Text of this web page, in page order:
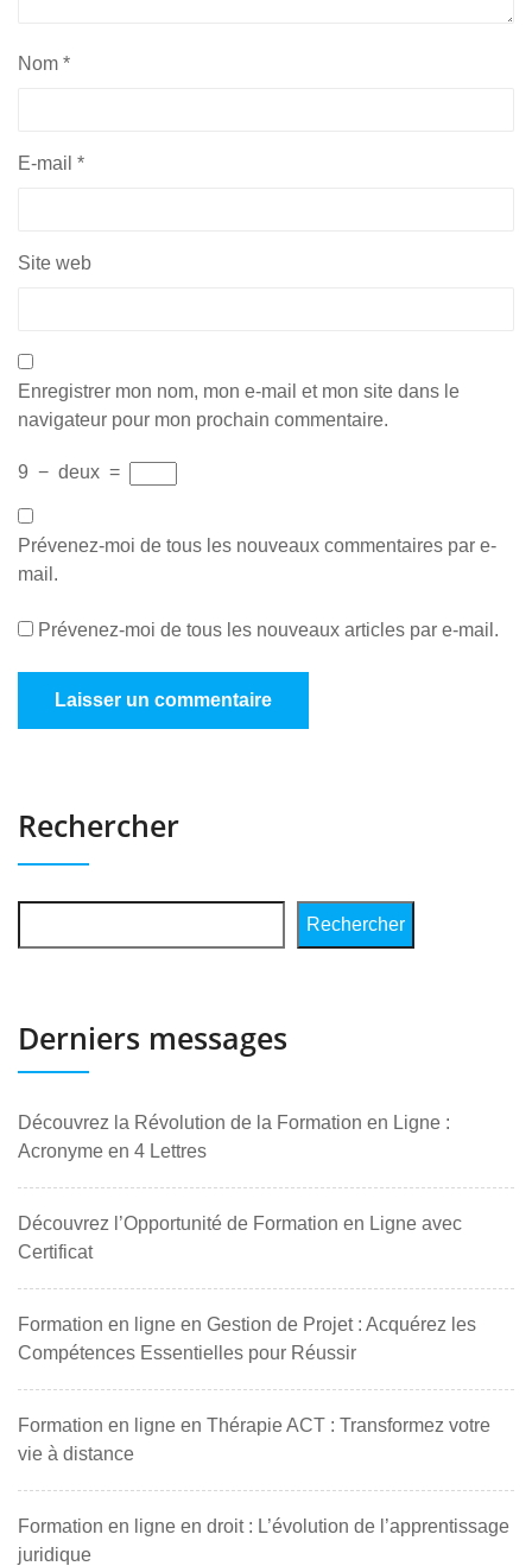
Nom *
E-mail *
Site web
Enregistrer mon nom, mon e-mail et mon site dans le
navigateur pour mon prochain commentaire.
9 − deux =
Prévenez-moi de tous les nouveaux commentaires par e-
mail.
Prévenez-moi de tous les nouveaux articles par e-mail.
Rechercher
Rechercher
Derniers messages
Découvrez la Révolution de la Formation en Ligne :
Acronyme en 4 Lettres
Découvrez l’Opportunité de Formation en Ligne avec
Certificat
Formation en ligne en Gestion de Projet : Acquérez les
Compétences Essentielles pour Réussir
Formation en ligne en Thérapie ACT : Transformez votre
vie à distance
Formation en ligne en droit : L’évolution de l’apprentissage
juridique